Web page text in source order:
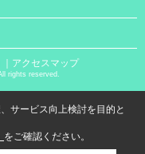
｜アクセスマップ
rights reserved.
サービス向上検討を目的と
をご確認ください。